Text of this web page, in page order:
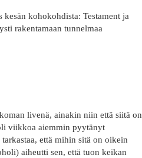
kohokohdista: Testament ja
rakentamaan tunnelmaa
livenä, ainakin niin että siitä on
viikkoa aiemmin pyytänyt
että mihin sitä on oikein
aiheutti sen, että tuon keikan